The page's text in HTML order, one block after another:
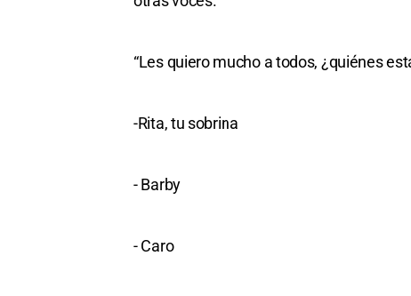
“Les quiero mucho a todos, ¿quiénes
-Rita, tu sobrina
- Barby
- Caro